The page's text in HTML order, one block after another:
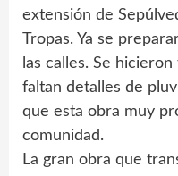
extensión de
Tropas. Ya se
las calles. Se
faltan detalles de
que esta obra muy
comunidad.
La gran obra que